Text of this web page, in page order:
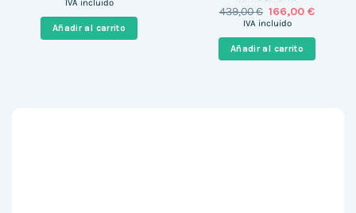
era:
570,00 €.
es:
298,00 €.
IVA incluido
Añadir al carrito
439,00€ El
precio
era:
439,00 €.
166,00€El
es:
166,00
IVA incluido
Añadir al carrito